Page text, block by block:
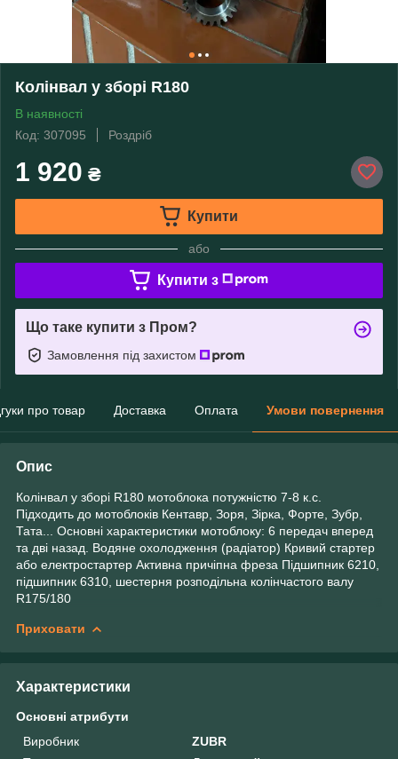
Колінвал у зборі R180
В наявності
Код: 307095
Роздріб
1 920 ₴
Купити
або
Купити з
Що таке купити з Пром?
Замовлення під захистом
про товар Доставка Оплата Умови повернення
Опис
Колінвал у зборі R180 мотоблока потужністю 7-8 к.с.
Підходить до мотоблоків Кентавр, Зоря, Зірка, Форте, Зубр,
Тата... Основні характеристики мотоблоку: 6 передач вперед
та дві назад. Водяне охолодження (радіатор) Кривий стартер
або електростартер Активна причіпна фреза Підшипник 6210,
підшипник 6310, шестерня розподільна колінчастого валу
R175/180
Приховати
Характеристики
Основні атрибути
Виробник
ZUBR